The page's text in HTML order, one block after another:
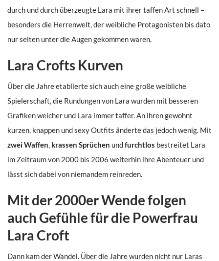
durch und durch überzeugte Lara mit ihrer taffen Art schnell –
besonders die Herrenwelt, der weibliche Protagonisten bis dato
nur selten unter die Augen gekommen waren.
Lara Crofts Kurven
Über die Jahre etablierte sich auch eine große weibliche
Spielerschaft, die Rundungen von Lara wurden mit besseren
Grafiken weicher und Lara immer taffer. An ihren gewohnt
kurzen, knappen und sexy Outfits änderte das jedoch wenig. Mit
zwei Waffen, krassen Sprüchen undfurchtlos bestreitet Lara
im Zeitraum von 2000 bis 2006 weiterhin ihre Abenteuer und
lässt sich dabei von niemandem reinreden.
Mit der 2000er Wende folgen
auch Gefühle für die Powerfrau
Lara Croft
Dann kam der Wandel. Über die Jahre wurden nicht nur Laras